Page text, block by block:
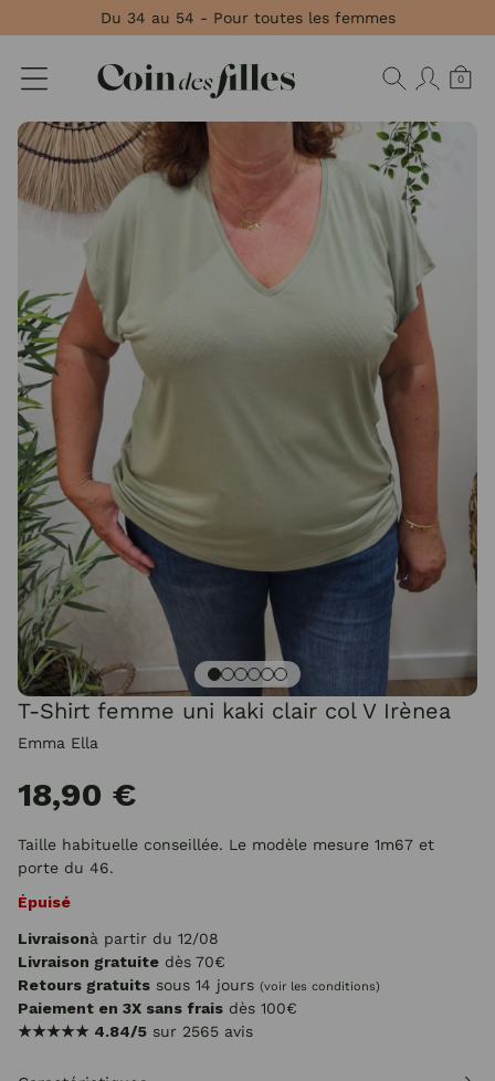
Du 34 au 54 - Pour toutes les femmes
0
T-Shirt femme uni kaki clair col V Irènea
Emma Ella
18,90 €
Taille habituelle conseillée. Le modèle mesure 1m67 et
porte du 46.
Épuisé
Livraisonà partir du 12/08
Livraison gratuite dès 70€
Retours gratuits sous 14 jours (voir les conditions)
Paiement en 3X sans frais dès 100€
★★★★★ 4.84/5 sur 2565 avis
Panneau de gestion des cookies